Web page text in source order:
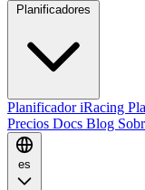
Planificador iRacing
Precios Docs Blog
es